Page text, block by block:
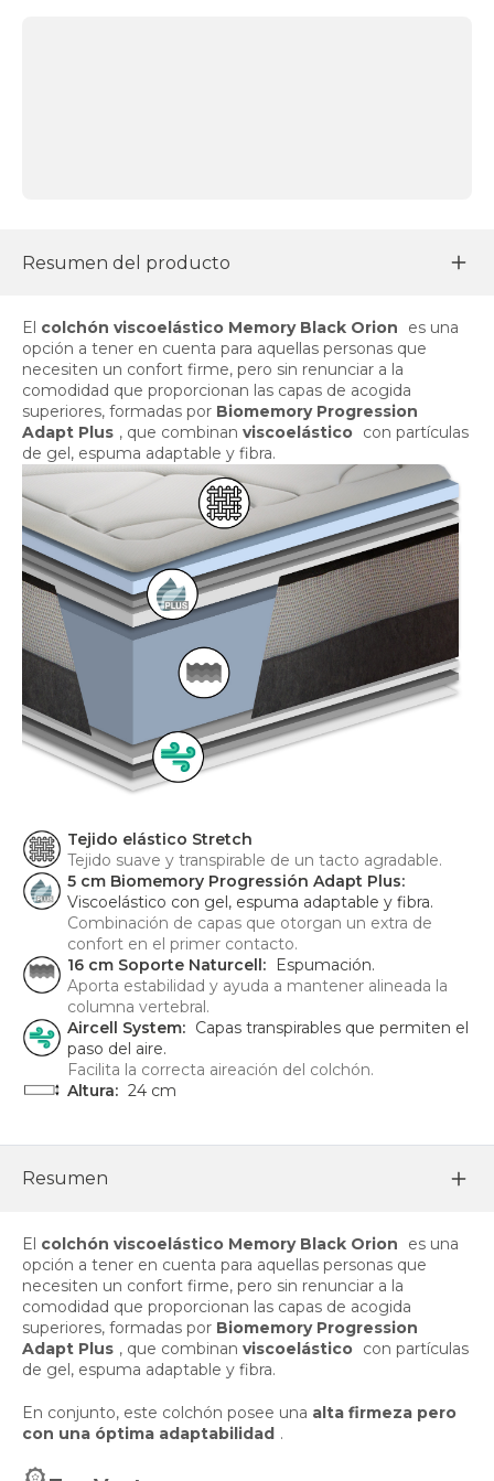
Resumen del producto
El colchón viscoelástico Memory Black Orion
es una
opción a tener en cuenta para aquellas personas que
necesiten un confort firme, pero sin renunciar a la
comodidad que proporcionan las capas de acogida
superiores, formadas por Biomemory Progression
Adapt Plus , que combinan viscoelástico con partículas
de gel, espuma adaptable y fibra.
Tejido elástico Stretch
Tejido suave y transpirable de un tacto agradable.
5 cm Biomemory Progressión Adapt Plus:
Viscoelástico con gel, espuma adaptable y fibra.
Combinación de capas que otorgan un extra de
confort en el primer contacto.
16 cm Soporte Naturcell:
Espumación.
Aporta estabilidad y ayuda a mantener alineada la
columna vertebral.
Aircell System: Capas transpirables que permiten el
paso del aire.
Facilita la correcta aireación del colchón.
Altura: 24 cm
Resumen
El colchón viscoelástico Memory Black Orion
es una
opción a tener en cuenta para aquellas personas que
necesiten un confort firme, pero sin renunciar a la
comodidad que proporcionan las capas de acogida
superiores, formadas por Biomemory Progression
Adapt Plus , que combinan viscoelástico con partículas
de gel, espuma adaptable y fibra.
En conjunto, este colchón posee una alta firmeza pero
con una óptima adaptabilidad .